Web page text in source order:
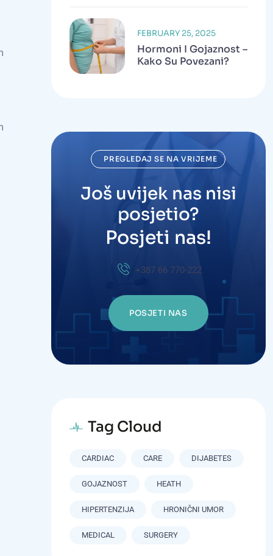
Hormoni I Gojaznost –
Kako Su Povezani?
FEBRUARY 25, 2025
PREGLEDAJ SE NA VRIJEME
Još uvijek nas nisi
posjetio?
Posjeti nas!
+387 66 770-222
POSJETI NAS
Tag Cloud
CARDIAC CARE DIJABETES
GOJAZNOST HEATH
HIPERTENZIJA HRONIČNI UMOR
MEDICAL SURGERY